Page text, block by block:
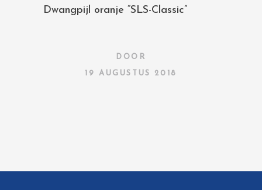
Dwangpijl oranje “SLS-Classic”
DOOR
19 AUGUSTUS 2018